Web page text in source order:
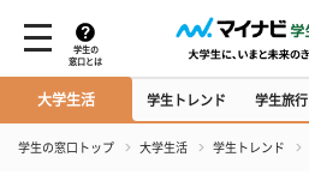
学生の
窓口とは
大学生活 学生トレンド 学生旅行
学生の窓口トップ 大学生活 学生トレンド